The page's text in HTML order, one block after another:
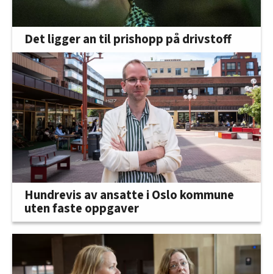
Det ligger an til prishopp på drivstoff
Hundrevis av ansatte i Oslo kommune
uten faste oppgaver